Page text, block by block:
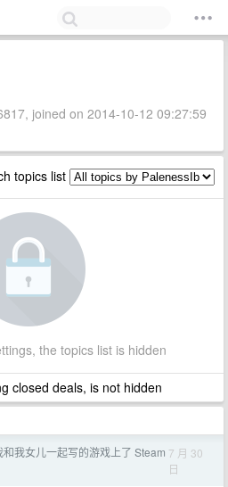
joined on 2014-10-12 09:27:59
topics list
the topics list is hidden
closed deals, is not hidden
和我女儿一起写的游戏上了 Steam 7 月 30
日